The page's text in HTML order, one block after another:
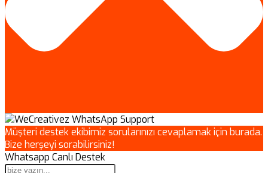
Müşteri destek ekibimiz sorularınızı cevaplamak için burada.
Bize herşeyi sorabilirsiniz!
Whatsapp Canlı Destek